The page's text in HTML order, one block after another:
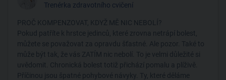
Trenérka zdravotního cvičení
PROČ KOMPENZOVAT, KDYŽ MĚ NIC NEBOLÍ?
Pokud patříte k hrstce jedinců, které zrovna netrápí bolest,
můžete se považovat za opravdu šťastné. Ale pozor. Také to
může být tak, že vás ZATÍM nic nebolí. To je velmi důležité si
uvědomit. Chronická bolest totiž přichází pomalu a plíživě.
Příčinou jsou špatné pohybové návyky. Ty, které děláme